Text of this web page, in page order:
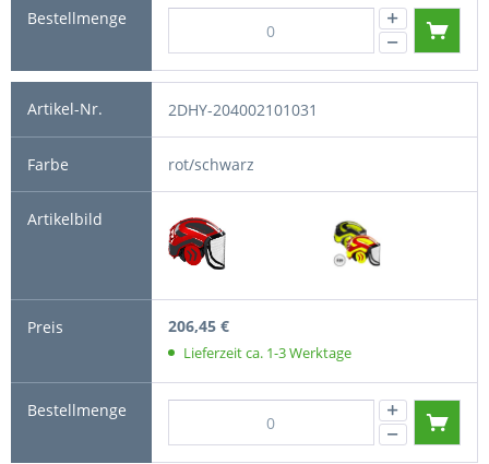
2DHY-204002101031
rot/schwarz
206,45 €
Lieferzeit ca. 1-3 Werktage